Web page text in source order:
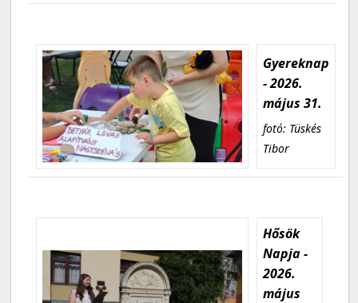
Gyereknap
- 2026.
május 31.
fotó: Tüskés
Tibor
Hősök
Napja -
2026.
május